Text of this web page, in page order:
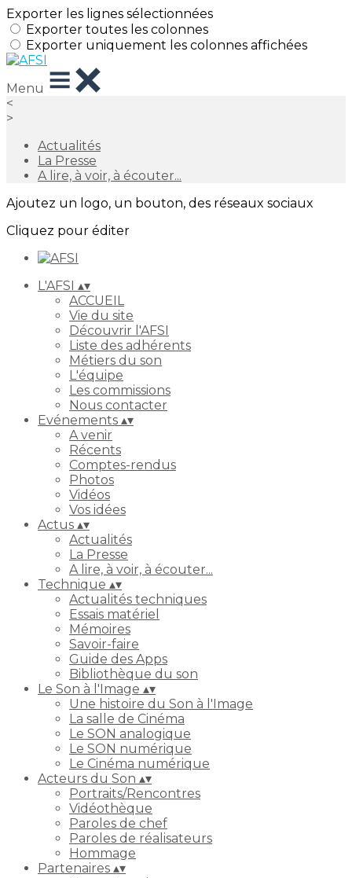
Exporter les lignes sélectionnées
Exporter toutes les colonnes
Exporter uniquement les colonnes affichées
Menu
<
>
Actualités
La Presse
A lire, à voir, à écouter...
Ajoutez un logo, un bouton, des réseaux sociaux
Cliquez pour éditer
L'AFSI ▴▾
ACCUEIL
Vie du site
Découvrir l'AFSI
Liste des adhérents
Métiers du son
L'équipe
Les commissions
Nous contacter
Evénements ▴▾
A venir
Récents
Comptes-rendus
Photos
Vidéos
Vos idées
Actus ▴▾
Actualités
La Presse
A lire, à voir, à écouter...
Technique ▴▾
Actualités techniques
Essais matériel
Mémoires
Savoir-faire
Guide des Apps
Bibliothèque du son
Le Son à l'Image ▴▾
Une histoire du Son à l'Image
La salle de Cinéma
Le SON analogique
Le SON numérique
Le Cinéma numérique
Acteurs du Son ▴▾
Portraits/Rencontres
Vidéothèque
Paroles de chef
Paroles de réalisateurs
Hommage
Partenaires ▴▾